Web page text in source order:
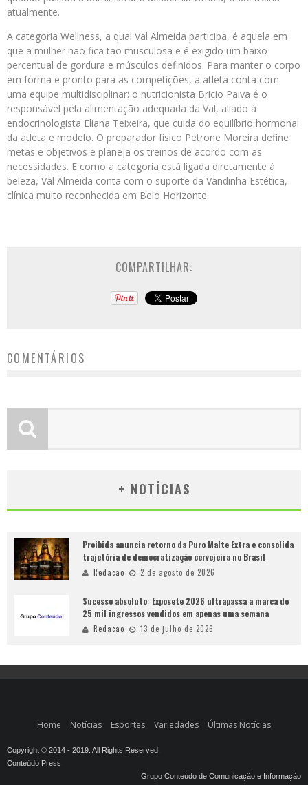
atualmente.
A categoria Wellness, a qual Val Almeida participa, é aquela em
que a mulher não fica tão musculosa e é exigido um baixo
percentual de gordura e músculos definidos. Para manter o corpo
em forma e pronto para as competições, a atleta conta com
uma equipe multidisciplinar: o nutricionista Bricio Paiva é o
responsável pela alimentação adequada da Val, aliado à
endocrinologista Eliana Teixeira, que cuida do equilíbrio hormonal
da atleta e modelo. O preparador físico Petrone Moreira define
metas e objetivos e planeja os treinos de acordo com as
necessidades. E como a categoria está ligada diretamente à
beleza, Val Almeida conta com o suporte da Vandinha Estética,
clínica muito reconhecida em Belo Horizonte.
COMPARTILHAR:
COMENTÁRIOS
+ NOTÍCIAS
Proibida anuncia retorno da Puro Malte Extra e consolida
trajetória de democratização cervejeira no Brasil
Redacao 2 de agosto de 2026
Sucesso absoluto: Exposete 2026 ultrapassa a marca de
25 mil ingressos vendidos em apenas uma semana
Redacao 13 de julho de 2026
Home Notícias Esportes Variedades Últimas Notícias
Copyright © 2014 - 2019. All Rights Reserved.
Conteúdo Press
Grupo Conteúdo de Comunicação e Informação